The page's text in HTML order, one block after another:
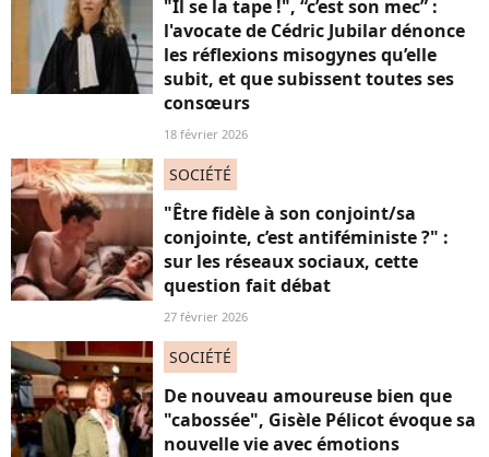
"Il se la tape !", “c’est son mec” :
l'avocate de Cédric Jubilar dénonce
les réflexions misogynes qu’elle
subit, et que subissent toutes ses
consœurs
18 février 2026
SOCIÉTÉ
"Être fidèle à son conjoint/sa
conjointe, c’est antiféministe ?" :
sur les réseaux sociaux, cette
question fait débat
27 février 2026
SOCIÉTÉ
De nouveau amoureuse bien que
"cabossée", Gisèle Pélicot évoque sa
nouvelle vie avec émotions